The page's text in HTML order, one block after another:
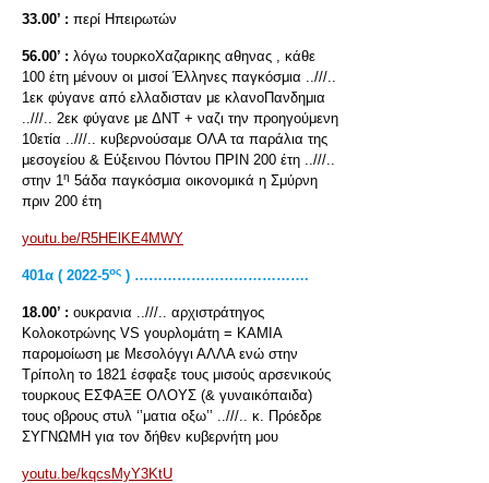
33.00’ : περί Ηπειρωτών
56.00’ : λόγω τουρκοΧαζαρικης αθηνας , κάθε
100 έτη μένουν οι μισοί Έλληνες παγκόσμια ..///..
1εκ φύγανε από ελλαδισταν με κλανοΠανδημια
..///.. 2εκ φύγανε με ΔΝΤ + ναζι την προηγούμενη
10ετία ..///.. κυβερνούσαμε ΟΛΑ τα παράλια της
μεσογείου & Εύξεινου Πόντου ΠΡΙΝ 200 έτη ..///..
στην 1η 5άδα παγκόσμια οικονομικά η Σμύρνη
πριν 200 έτη
youtu.be/R5HElKE4MWY
401α ( 2022-5ος ) ……………………………….
18.00’ : ουκρανια ..///.. αρχιστράτηγος
Κολοκοτρώνης VS γουρλομάτη = ΚΑΜΙΑ
παρομοίωση με Μεσολόγγι ΑΛΛΑ ενώ στην
Τρίπολη το 1821 έσφαξε τους μισούς αρσενικούς
τουρκους ΕΣΦΑΞΕ ΟΛΟΥΣ (& γυναικόπαιδα)
τους οβρους στυλ ‘’ματια οξω’’ ..///.. κ. Πρόεδρε
ΣΥΓΝΩΜΗ για τον δήθεν κυβερνήτη μου
youtu.be/kqcsMyY3KtU